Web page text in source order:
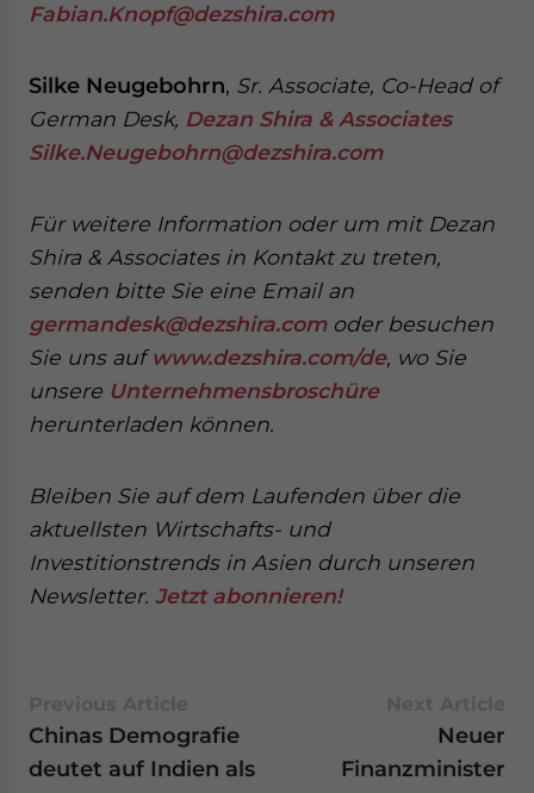
Fabian.Knopf@dezshira.com
Silke Neugebohrn, Sr. Associate, Co-Head of
German Desk, Dezan Shira & Associates
Silke.Neugebohrn@dezshira.com
Für weitere Information oder um mit Dezan
Shira & Associates in Kontakt zu treten,
senden bitte Sie eine Email an
germandesk@dezshira.comoder besuchen
Sie uns aufwww.dezshira.com/de, wo Sie
unsere Unternehmensbroschüre
herunterladen können.
Bleiben Sie auf dem Laufenden über die
aktuellsten Wirtschafts- und
Investitionstrends in Asien durch unseren
Newsletter. Jetzt abonnieren!
Chinas Demografie
deutet auf Indien als
Neuer
Finanzminister